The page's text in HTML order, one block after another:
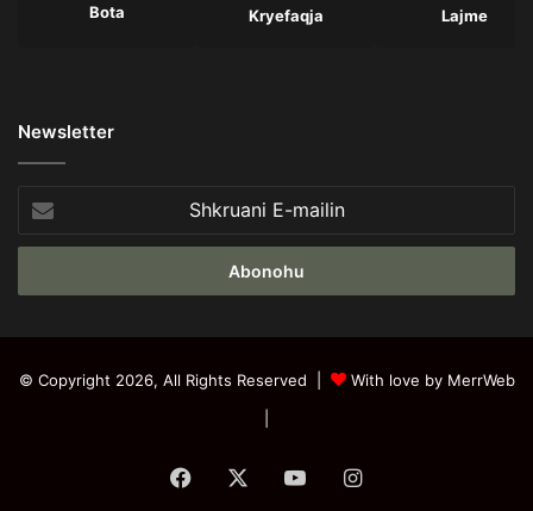
Bota Kryefaqja Lajme
Newsletter
E-
mailin
© Copyright 2026, All Rights Reserved |
With love by MerrWeb
Facebook YouTubeInstagram